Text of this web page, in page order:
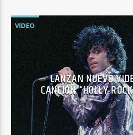
CURRENT TRACK
TITLE
ARTIST
VIDEO
LANZAN NUEVO
CANCIÓN “HOLLY